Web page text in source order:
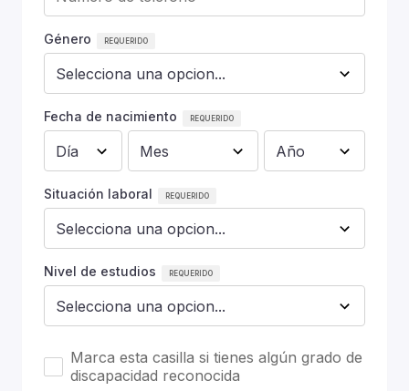
Género
Fecha de nacimiento
Situación laboral
Nivel de estudios
Marca esta casilla si tienes algún grado de
discapacidad reconocida